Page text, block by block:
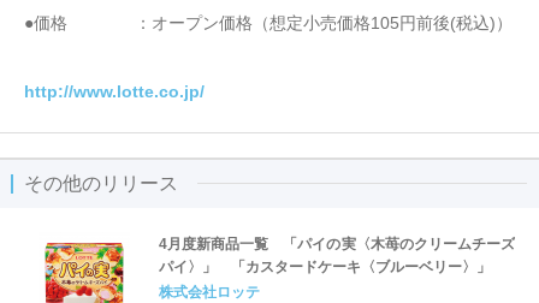
●価格 ：オープン価格（想定小売価格105円前後(税込)）
http://www.lotte.co.jp/
その他のリリース
4月度新商品一覧 「パイの実〈木苺のクリームチーズ
パイ〉」 「カスタードケーキ〈ブルーベリー〉」
株式会社ロッテ